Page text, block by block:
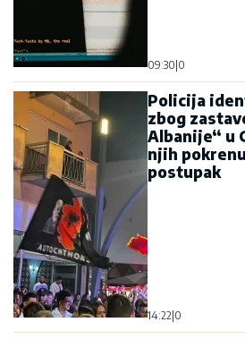
09:30|0
Policija
zbog
Albanije“ u
njih
postupak
14:22|0